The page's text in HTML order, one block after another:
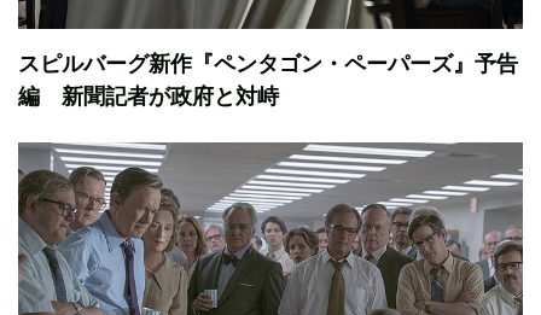
スピルバーグ新作『ペンタゴン・ペーパーズ』予告
編 新聞記者が政府と対峙